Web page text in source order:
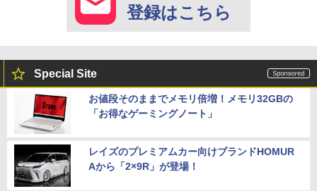
登録はこちら
Special Site
お値段そのままでメモリ倍増！メモリ32GBの
「お得なゲーミングノート」
レイズのプレミアムカー向けブランドHOMUR
Aから「2×9R」が登場！